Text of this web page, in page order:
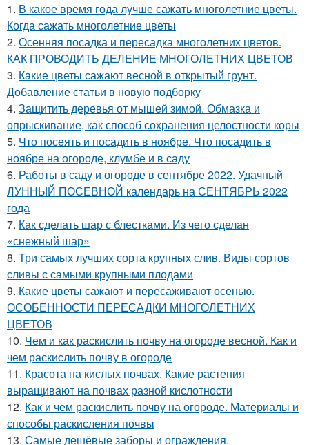
1. В какое время года лучше сажать многолетние цветы.
Когда сажать многолетние цветы
2. Осенняя посадка и пересадка многолетних цветов.
КАК ПРОВОДИТЬ ДЕЛЕНИЕ МНОГОЛЕТНИХ ЦВЕТОВ
3. Какие цветы сажают весной в открытый грунт.
Добавление статьи в новую подборку
4. Защитить деревья от мышей зимой. Обмазка и
опрыскивание, как способ сохранения целостности коры
5. Что посеять и посадить в ноябре. Что посадить в
ноябре на огороде, клумбе и в саду
6. Работы в саду и огороде в сентябре 2022. Удачный
ЛУННЫЙ ПОСЕВНОЙ календарь на СЕНТЯБРЬ 2022
года
7. Как сделать шар с блестками. Из чего сделан
«снежный шар»
8. Три самых лучших сорта крупных слив. Виды сортов
сливы с самыми крупными плодами
9. Какие цветы сажают и пересаживают осенью.
ОСОБЕННОСТИ ПЕРЕСАДКИ МНОГОЛЕТНИХ
ЦВЕТОВ
10. Чем и как раскислить почву на огороде весной. Как и
чем раскислить почву в огороде
11. Красота на кислых почвах. Какие растения
выращивают на почвах разной кислотности
12. Как и чем раскислить почву на огороде. Материалы и
способы раскисления почвы
13. Самые дешёвые заборы и ограждения.